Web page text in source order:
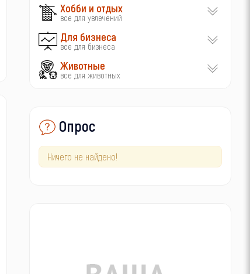
Хобби и отдых
все для увлечений
Для бизнеса
все для бизнеса
Животные
все для животных
Опрос
Ничего не найдено!